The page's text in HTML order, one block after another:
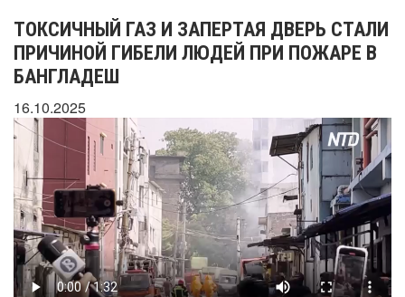
ТОКСИЧНЫЙ ГАЗ И ЗАПЕРТАЯ ДВЕРЬ СТАЛИ
ПРИЧИНОЙ ГИБЕЛИ ЛЮДЕЙ ПРИ ПОЖАРЕ В
БАНГЛАДЕШ
16.10.2025